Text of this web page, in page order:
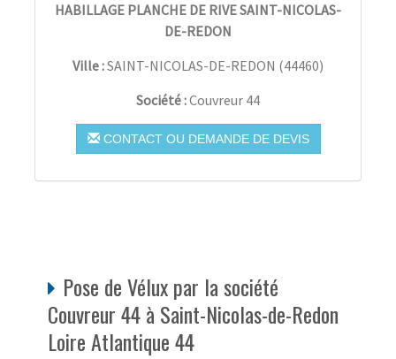
HABILLAGE PLANCHE DE RIVE SAINT-NICOLAS-
DE-REDON
Ville :SAINT-NICOLAS-DE-REDON (44460)
Société :Couvreur 44
CONTACT OU DEMANDE DE DEVIS
Pose de Vélux par la société
Couvreur 44 à Saint-Nicolas-de-Redon
Loire Atlantique 44